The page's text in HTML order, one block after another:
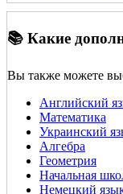
📚 Какие
Вы также можете
Английский
Математика
Украинский
Алгебра
Геометрия
Начальная
Немецкий